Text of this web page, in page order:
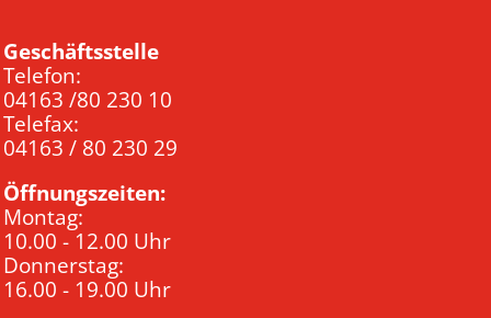
Geschäftsstelle
Telefon:
04163 /80 230 10
Telefax:
04163 / 80 230 29
Öffnungszeiten:
Montag:
10.00 - 12.00 Uhr
Donnerstag:
16.00 - 19.00 Uhr